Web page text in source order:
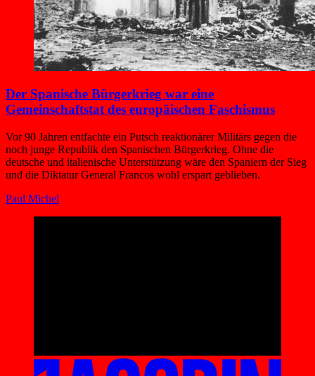
Der Spanische Bürgerkrieg war eine
Gemeinschaftstat des europäischen Faschismus
Vor 90 Jahren entfachte ein Putsch reaktionärer Militärs gegen die
noch junge Republik den Spanischen Bürgerkrieg. Ohne die
deutsche und italienische Unterstützung wäre den Spaniern der Sieg
und die Diktatur General Francos wohl erspart geblieben.
Paul Michel